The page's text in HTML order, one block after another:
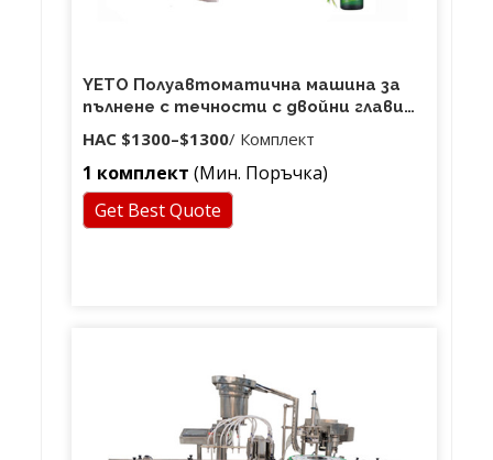
YETO Полуавтоматична машина за
пълнене с течности с двойни глави
цена пълнител за напитка с
етерично масло
НАС $1300–$1300/ Комплект
1 комплект (Мин. Поръчка)
Get Best Quote